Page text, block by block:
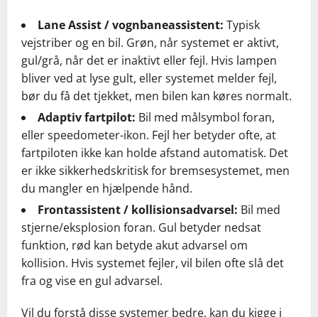
Lane Assist / vognbaneassistent: Typisk
vejstriber og en bil. Grøn, når systemet er aktivt,
gul/grå, når det er inaktivt eller fejl. Hvis lampen
bliver ved at lyse gult, eller systemet melder fejl,
bør du få det tjekket, men bilen kan køres normalt.
Adaptiv fartpilot: Bil med målsymbol foran,
eller speedometer-ikon. Fejl her betyder ofte, at
fartpiloten ikke kan holde afstand automatisk. Det
er ikke sikkerhedskritisk for bremsesystemet, men
du mangler en hjælpende hånd.
Frontassistent / kollisionsadvarsel: Bil med
stjerne/eksplosion foran. Gul betyder nedsat
funktion, rød kan betyde akut advarsel om
kollision. Hvis systemet fejler, vil bilen ofte slå det
fra og vise en gul advarsel.
Vil du forstå disse systemer bedre, kan du kigge i